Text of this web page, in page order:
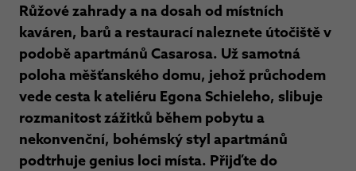
Růžové zahrady a na dosah od místních
kaváren, barů a restaurací naleznete útočiště v
podobě apartmánů Casarosa. Už samotná
poloha měšťanského domu, jehož průchodem
vede cesta k ateliéru Egona Schieleho, slibuje
rozmanitost zážitků během pobytu a
nekonvenční, bohémský styl apartmánů
podtrhuje genius loci místa. Přijďte do